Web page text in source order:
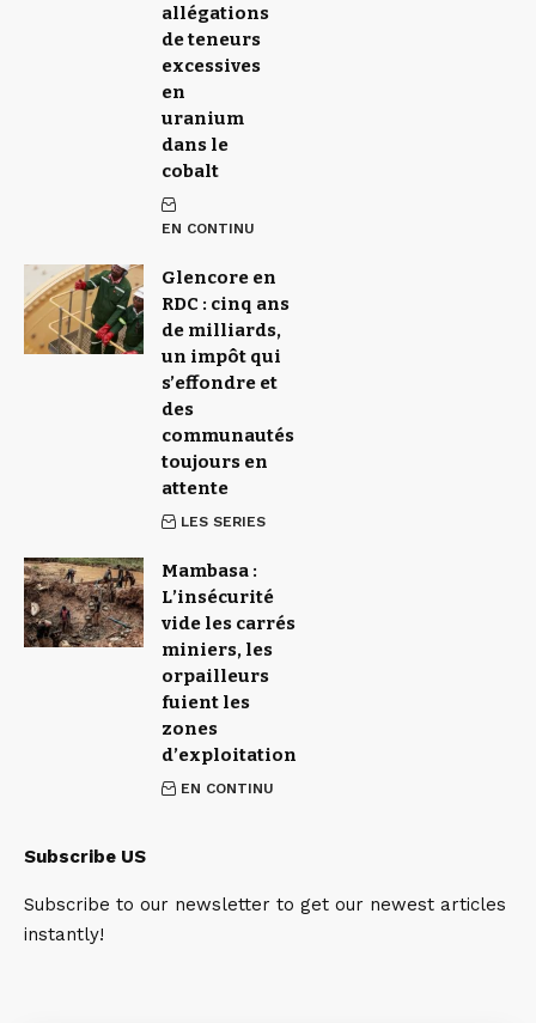
allégations
de teneurs
excessives
en
uranium
dans le
cobalt
EN CONTINU
Glencore en
RDC : cinq ans
de milliards,
un impôt qui
s’effondre et
des
communautés
toujours en
attente
LES SERIES
Mambasa :
L’insécurité
vide les carrés
miniers, les
orpailleurs
fuient les
zones
d’exploitation
EN CONTINU
Subscribe US
Subscribe to our newsletter to get our newest articles
instantly!